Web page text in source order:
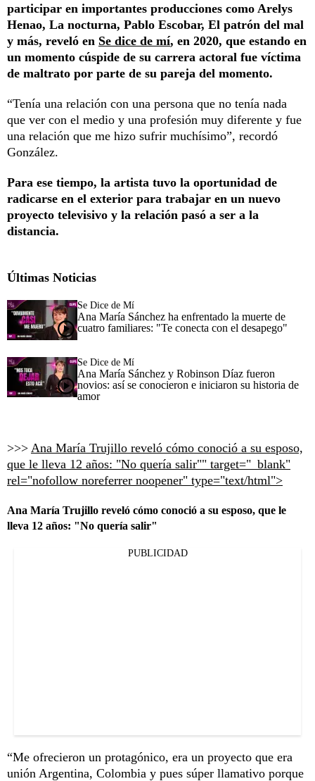
participar en importantes producciones como Arelys
Henao, La nocturna, Pablo Escobar, El patrón del mal
y más, reveló en Se dice de mí, en 2020, que estando en
un momento cúspide de su carrera actoral fue víctima
de maltrato por parte de su pareja del momento.
“Tenía una relación con una persona que no tenía nada
que ver con el medio y una profesión muy diferente y fue
una relación que me hizo sufrir muchísimo”, recordó
González.
Para ese tiempo, la artista tuvo la oportunidad de
radicarse en el exterior para trabajar en un nuevo
proyecto televisivo y la relación pasó a ser a la
distancia.
Últimas Noticias
Se Dice de Mí
Ana María Sánchez ha enfrentado la muerte de
cuatro familiares: "Te conecta con el desapego"
Se Dice de Mí
Ana María Sánchez y Robinson Díaz fueron
novios: así se conocieron e iniciaron su historia de
amor
>>> Ana María Trujillo reveló cómo conoció a su esposo,
que le lleva 12 años: "No quería salir"" target="_blank"
rel="nofollow noreferrer noopener" type="text/html">
Ana María Trujillo reveló cómo conoció a su esposo, que le
lleva 12 años: "No quería salir"
PUBLICIDAD
“Me ofrecieron un protagónico, era un proyecto que era
unión Argentina, Colombia y pues súper llamativo porque